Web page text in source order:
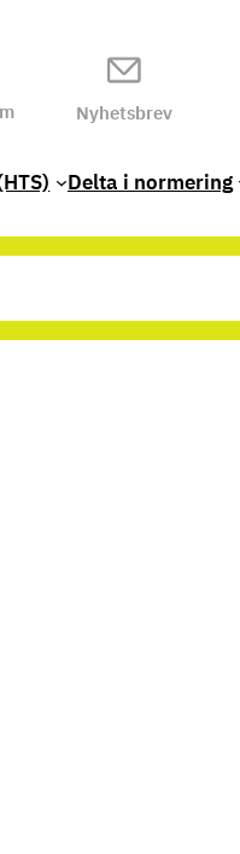
Nyhetsbrev
Delta i normering